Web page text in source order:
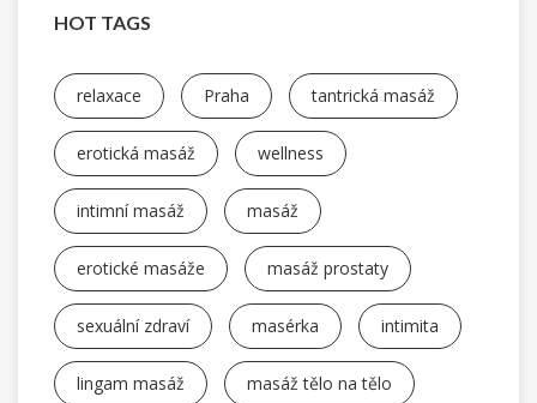
HOT TAGS
relaxace Praha tantrická masáž
erotická masáž wellness
intimní masáž masáž
erotické masáže masáž prostaty
sexuální zdraví masérka intimita
lingam masáž masáž tělo na tělo